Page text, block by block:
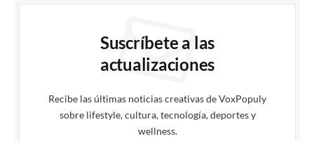
Suscríbete a las
actualizaciones
Recibe las últimas noticias creativas de VoxPopuly
sobre lifestyle, cultura, tecnología, deportes y
wellness.